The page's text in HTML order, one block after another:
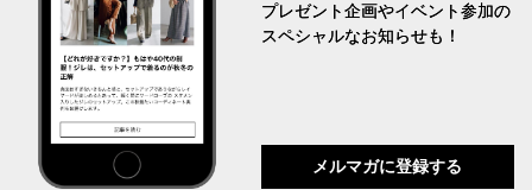
プレゼント企画やイベント参加の
スペシャルなお知らせも！
メルマガに登録する